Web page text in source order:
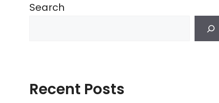
Search
Recent Posts